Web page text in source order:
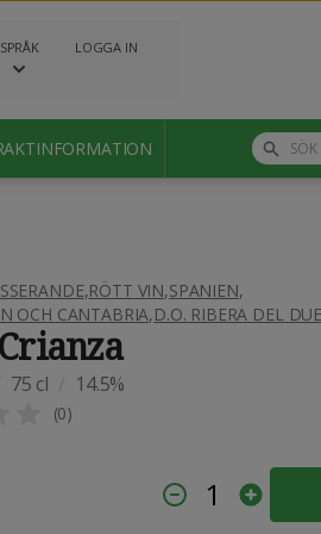
SPRÅK LOGGA IN
,RÖTT VIN,SPANIEN,
OCH CANTABRIA,D.O. RIBERA DEL
75 cl 14.5%
(0)
1